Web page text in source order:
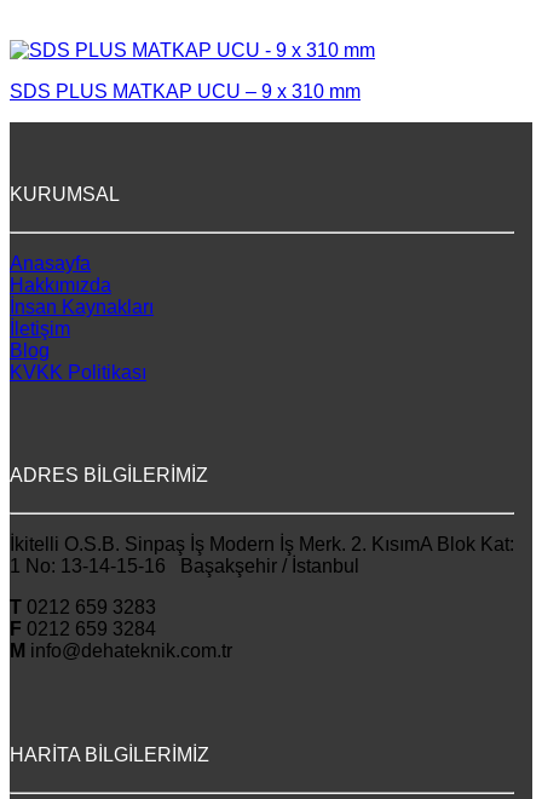
SDS PLUS MATKAP UCU – 9 x 310 mm
KURUMSAL
Anasayfa
Hakkımızda
İnsan Kaynakları
İletişim
Blog
KVKK Politikası
ADRES BİLGİLERİMİZ
İkitelli O.S.B. Sinpaş İş Modern İş Merk. 2. KısımA Blok Kat:
1 No: 13-14-15-16 Başakşehir / İstanbul
T 0212 659 3283
F 0212 659 3284
M info@dehateknik.com.tr
HARİTA BİLGİLERİMİZ